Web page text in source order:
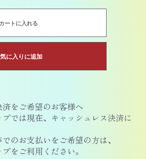
カートに入れる
に入りに追加
をご希望のお客様へ
では現在、キャッシュレス決済に
のお支払いをご希望の方は、
をご利用ください。